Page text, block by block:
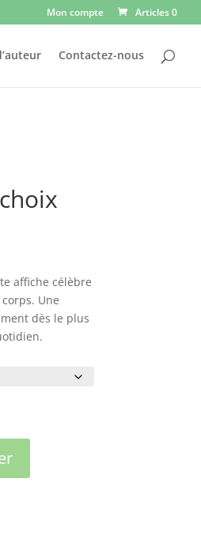
Mon compte Articles 0
Contactez-nous
affiche célèbre
Une
dès le plus